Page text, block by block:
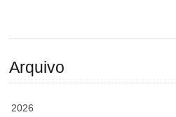
Arquivo
2026